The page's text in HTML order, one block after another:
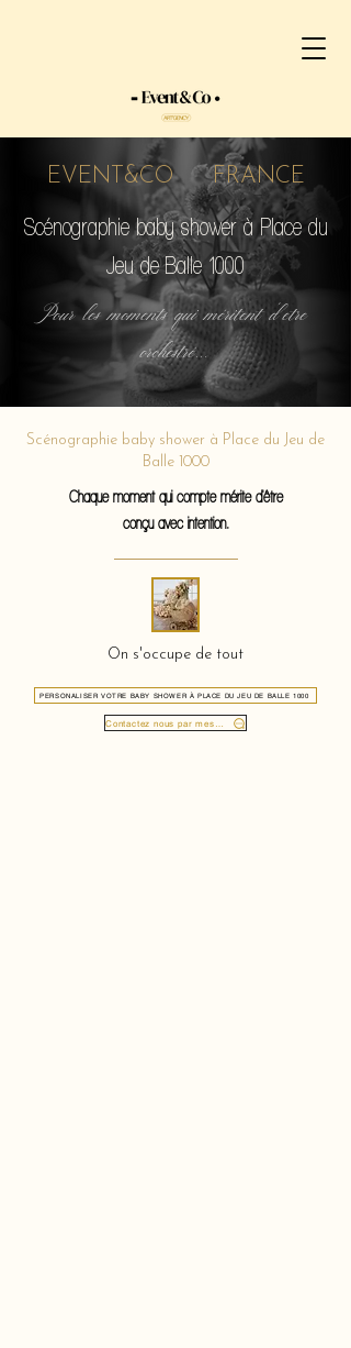
EVENT&CO FRANCE
Scénographie baby shower à Place du
Jeu de Balle 1000
Pour les moments qui méritent d'etre
orchestré...
Scénographie baby shower à Place du Jeu de
Balle 1000
Chaque moment qui compte mérite d'être
conçu avec intention.
On s'occupe de tout
PERSONALISER VOTRE BABY SHOWER À PLACE DU JEU DE BALLE 1000